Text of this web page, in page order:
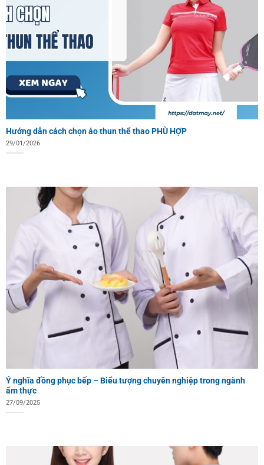
Hướng dẫn cách chọn áo thun thể thao PHÙ HỢP
29/01/2026
Ý nghĩa đồng phục bếp – Biểu tượng chuyên nghiệp trong ngành
ẩm thực
27/09/2025